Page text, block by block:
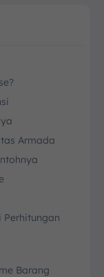
Armada
Barang